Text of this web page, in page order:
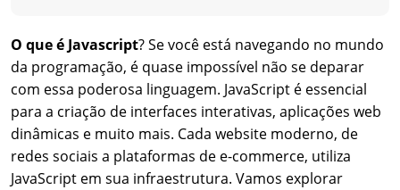
O que é Javascript? Se você está navegando no mundo
da programação, é quase impossível não se deparar
com essa poderosa linguagem. JavaScript é essencial
para a criação de interfaces interativas, aplicações web
dinâmicas e muito mais. Cada website moderno, de
redes sociais a plataformas de e-commerce, utiliza
JavaScript em sua infraestrutura. Vamos explorar